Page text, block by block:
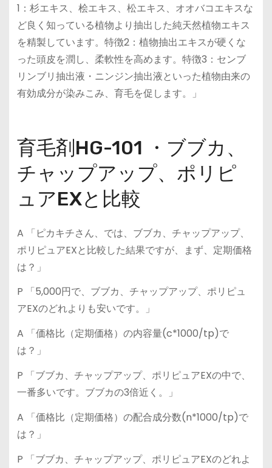
1：杉エキス、桧エキス、松エキス、オオバコエキスな
ど良く知っている植物より抽出した純天然植物エキス
を精製しています。特徴2：植物抽出エキスが硬くな
った頭皮を潤し、柔軟性を高めます。特徴3：センブ
リンブリ抽出液・ニンジン抽出液といった植物由来の
有効成分が染みこみ、育毛を促します。」
育毛剤HG-101 ・ブブカ、
チャップアップ、ポリピ
ュアEXと比較
A 「ピカキチさん、では、ブブカ、チャップアップ、
ポリピュアEXと比較した結果ですが、まず、定期価格
は？」
P 「5,000円で、ブブカ、チャップアップ、ポリピュ
アEXのどれよりも安いです。」
A 「価格比（定期価格）の内容量(c*1000/tp)で
は？」
P 「ブブカ、チャップアップ、ポリピュアEXの中で、
一番多いです。ブブカの3倍近く。」
A 「価格比（定期価格）の配合成分数(n*1000/tp)で
は？」
P 「ブブカ、チャップアップ、ポリピュアEXのどれよ